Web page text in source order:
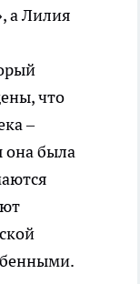
а Лилия
что
–
она была